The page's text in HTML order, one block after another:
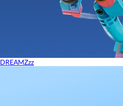
DREAMZzz